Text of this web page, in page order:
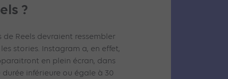
?
Reels devraient ressembler
stories. Instagram a, en effet,
en plein écran, dans
inférieure ou égale à 30